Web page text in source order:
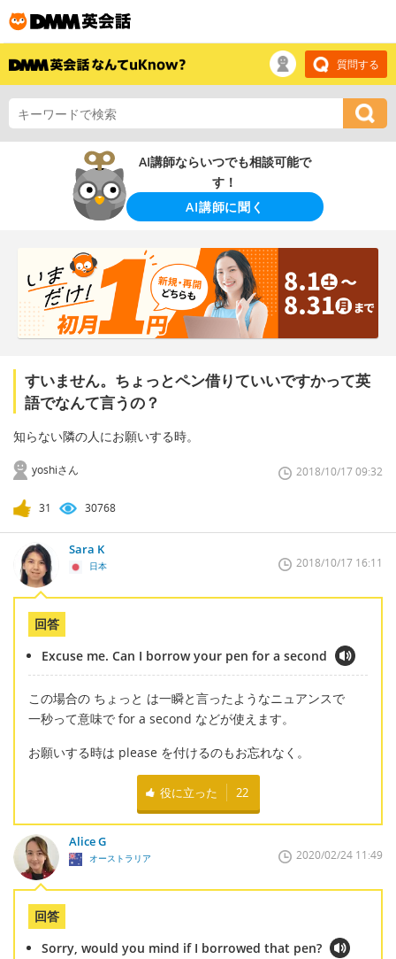
質問する
AI講師ならいつでも相談可能で
す！
AI講師に聞く
すいません。ちょっとペン借りていいですかって英
語でなんて言うの？
知らない隣の人にお願いする時。
yoshiさん 2018/10/17 09:32
31 30768
Sara K
日本 2018/10/17 16:11
回答
Excuse me. Can I borrow your pen for a second
この場合の ちょっと は一瞬と言ったようなニュアンスで
一秒って意味で for a second などが使えます。
お願いする時は please を付けるのもお忘れなく。
役に立った 22
Alice G
オーストラリア 2020/02/24 11:49
回答
Sorry, would you mind if I borrowed that pen?